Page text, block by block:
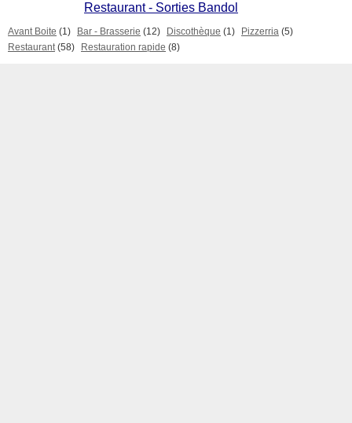
Restaurant - Sorties Bandol
Avant Boite (1) Bar - Brasserie (12) Discothèque (1) Pizzerria (5)
Restaurant (58) Restauration rapide (8)